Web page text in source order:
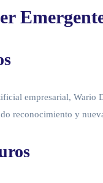
empresarial, Wario
reconocimiento y